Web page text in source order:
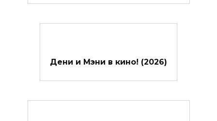
Дени и Мэни в кино! (2026)